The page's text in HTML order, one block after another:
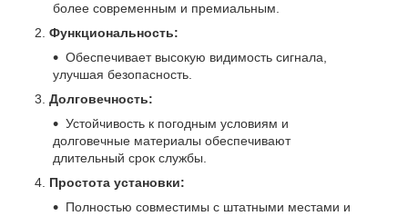
более современным и премиальным.
Функциональность:
Обеспечивает высокую видимость сигнала,
улучшая безопасность.
Долговечность:
Устойчивость к погодным условиям и
долговечные материалы обеспечивают
длительный срок службы.
Простота установки:
Полностью совместимы с штатными местами и